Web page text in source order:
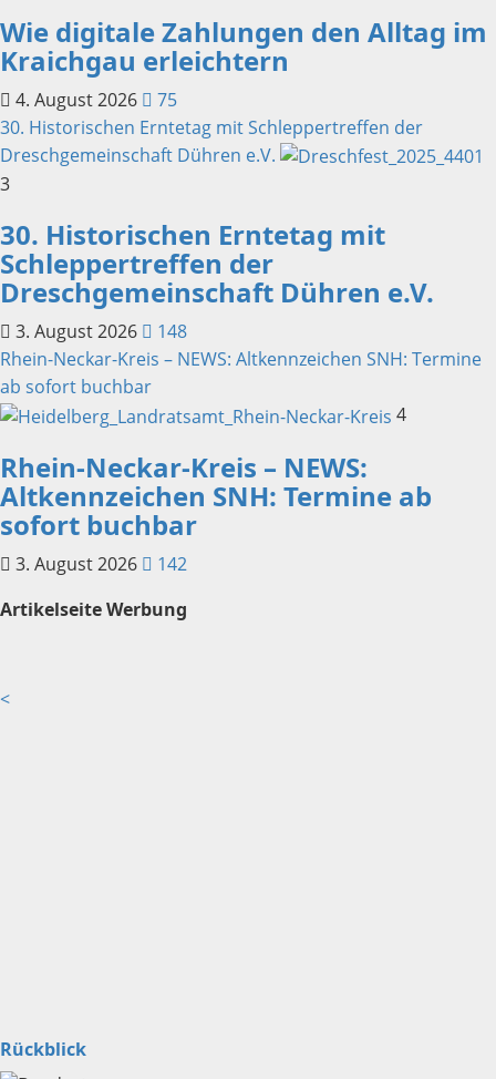
Wie digitale Zahlungen den Alltag im
Kraichgau erleichtern
4. August 2026
75
30. Historischen Erntetag mit Schleppertreffen der
Dreschgemeinschaft Dühren e.V.
3
30. Historischen Erntetag mit
Schleppertreffen der
Dreschgemeinschaft Dühren e.V.
3. August 2026
148
Rhein-Neckar-Kreis – NEWS: Altkennzeichen SNH: Termine
ab sofort buchbar
4
Rhein-Neckar-Kreis – NEWS:
Altkennzeichen SNH: Termine ab
sofort buchbar
3. August 2026
142
Artikelseite Werbung
<
Rückblick